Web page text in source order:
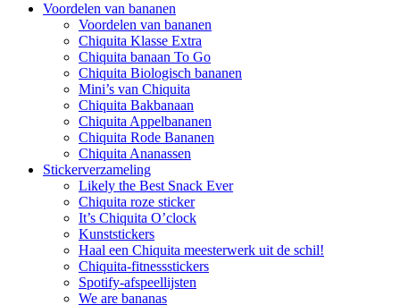
Voordelen van bananen
Voordelen van bananen
Chiquita Klasse Extra
Chiquita banaan To Go
Chiquita Biologisch bananen
Mini’s van Chiquita
Chiquita Bakbanaan
Chiquita Appelbananen
Chiquita Rode Bananen
Chiquita Ananassen
Stickerverzameling
Likely the Best Snack Ever
Chiquita roze sticker
It’s Chiquita O’clock
Kunststickers
Haal een Chiquita meesterwerk uit de schil!
Chiquita-fitnessstickers
Spotify-afspeellijsten
We are bananas